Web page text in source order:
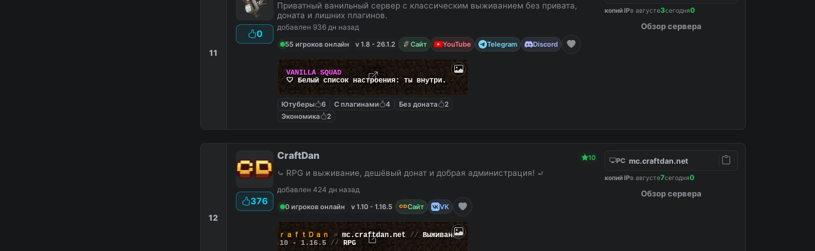
11
0
Приватный ванильный сервер с классическим выживанием без привата,
доната и лишних плагинов.
добавлен 936 дн назад
55 игроков онлайн
v 1.8 - 26.1.2 Сайт YouTube Telegram Discord
VANILLA SQUAD
🤍 Белый список настроения: ты внутри.
Ютуберы 6 С плагинами 4 Без доната
2
Экономика
2
копий IPв августе3сегодня0
Обзор сервера
12
376
CraftDan 10
⤿ RPG и выживание, дешёвый донат и добрая администрация! ⤾
добавлен 424 дн назад
0 игроков онлайн
v 1.10 - 1.16.5 Сайт VK
ＣｒａｆｔＤａｎ » mc.craftdan.net // Выживание
1.10 - 1.16.5 // RPG
PC mc.craftdan.net
копий IPв августе7сегодня0
Обзор сервера